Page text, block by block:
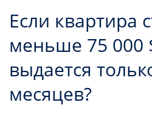
Если квартира
меньше 75 000
выдается
месяцев?